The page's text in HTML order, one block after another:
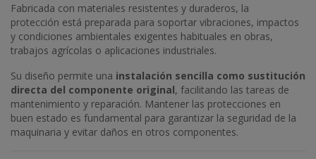
Fabricada con materiales resistentes y duraderos, la
protección está preparada para soportar vibraciones, impactos
y condiciones ambientales exigentes habituales en obras,
trabajos agrícolas o aplicaciones industriales.
Su diseño permite una instalación sencilla como sustitución
directa del componente original, facilitando las tareas de
mantenimiento y reparación. Mantener las protecciones en
buen estado es fundamental para garantizar la seguridad de la
maquinaria y evitar daños en otros componentes.